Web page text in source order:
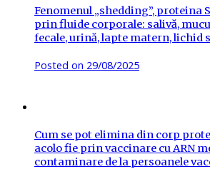
Fenomenul „shedding”, proteina
prin fluide corporale: salivă,
fecale, urină, lapte matern, lichid
Posted on 29/08/2025
Cum se pot elimina din corp
acolo fie prin vaccinare cu ARN
contaminare de la persoanele